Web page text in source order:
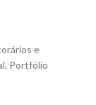
e
Portfólio